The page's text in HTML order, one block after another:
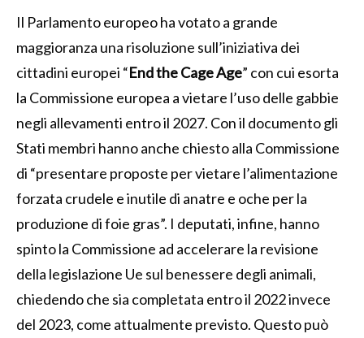
Il Parlamento europeo ha votato a grande
maggioranza una risoluzione sull’iniziativa dei
cittadini europei “End the Cage Age” con cui esorta
la Commissione europea a vietare l’uso delle gabbie
negli allevamenti entro il 2027. Con il documento gli
Stati membri hanno anche chiesto alla Commissione
di “presentare proposte per vietare l’alimentazione
forzata crudele e inutile di anatre e oche per la
produzione di foie gras”. I deputati, infine, hanno
spinto la Commissione ad accelerare la revisione
della legislazione Ue sul benessere degli animali,
chiedendo che sia completata entro il 2022 invece
del 2023, come attualmente previsto. Questo può